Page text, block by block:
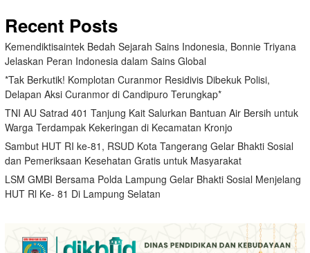
Recent Posts
Kemendiktisaintek Bedah Sejarah Sains Indonesia, Bonnie Triyana
Jelaskan Peran Indonesia dalam Sains Global
*Tak Berkutik! Komplotan Curanmor Residivis Dibekuk Polisi,
Delapan Aksi Curanmor di Candipuro Terungkap*
TNI AU Satrad 401 Tanjung Kait Salurkan Bantuan Air Bersih untuk
Warga Terdampak Kekeringan di Kecamatan Kronjo
Sambut HUT RI ke-81, RSUD Kota Tangerang Gelar Bhakti Sosial
dan Pemeriksaan Kesehatan Gratis untuk Masyarakat
LSM GMBI Bersama Polda Lampung Gelar Bhakti Sosial Menjelang
HUT Rl Ke- 81 Di Lampung Selatan